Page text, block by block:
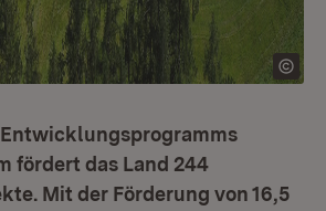
Entwicklungsprogramms
fördert das Land 244
Mit der Förderung von 16,5